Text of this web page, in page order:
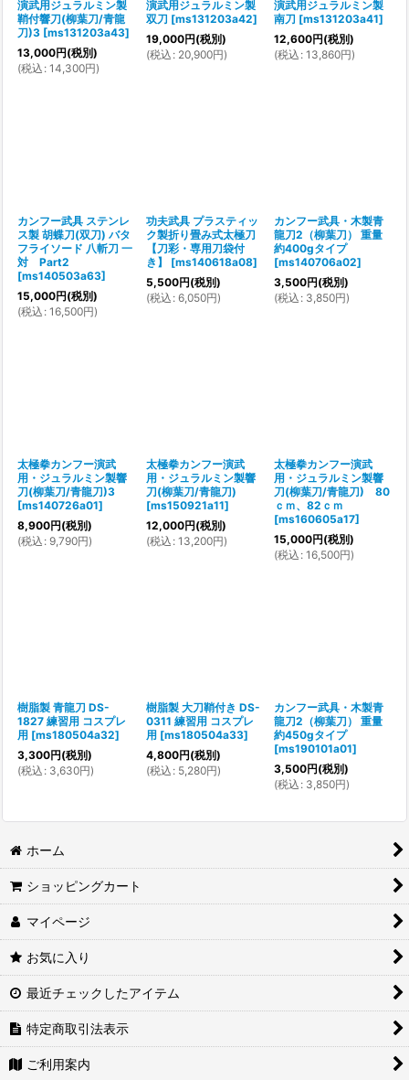
演武用ジュラルミン製
鞘付響刀(柳葉刀/青龍
刀)3 [ms131203a43]
13,000円(税別)
(税込 : 14,300円)
演武用ジュラルミン製
双刀 [ms131203a42]
19,000円(税別)
(税込 : 20,900円)
演武用ジュラルミン製
南刀 [ms131203a41]
12,600円(税別)
(税込 : 13,860円)
カンフー武具 ステンレ
ス製 胡蝶刀(双刀) バタ
フライソード 八斬刀 一
対 Part2
[ms140503a63]
15,000円(税別)
(税込 : 16,500円)
功夫武具 プラスティッ
ク製折り畳み式太極刀
【刀彩・専用刀袋付
き】
[ms140618a08]
5,500円(税別)
(税込 : 6,050円)
カンフー武具・木製青
龍刀2（柳葉刀） 重量
約400gタイプ
[ms140706a02]
3,500円(税別)
(税込 : 3,850円)
太極拳カンフー演武
用・ジュラルミン製響
刀(柳葉刀/青龍刀)3
[ms140726a01]
8,900円(税別)
(税込 : 9,790円)
太極拳カンフー演武
用・ジュラルミン製響
刀(柳葉刀/青龍刀)
[ms150921a11]
12,000円(税別)
(税込 : 13,200円)
太極拳カンフー演武
用・ジュラルミン製響
刀(柳葉刀/青龍刀) 80
ｃｍ、82ｃｍ
[ms160605a17]
15,000円(税別)
(税込 : 16,500円)
樹脂製 青龍刀 DS-
1827 練習用 コスプレ
用 [ms180504a32]
3,300円(税別)
(税込 : 3,630円)
樹脂製 大刀鞘付き DS-
0311 練習用 コスプレ
用 [ms180504a33]
4,800円(税別)
(税込 : 5,280円)
カンフー武具・木製青
龍刀2（柳葉刀） 重量
約450gタイプ
[ms190101a01]
3,500円(税別)
(税込 : 3,850円)
ホーム
ショッピングカート
マイページ
お気に入り
最近チェックしたアイテム
特定商取引法表示
ご利用案内